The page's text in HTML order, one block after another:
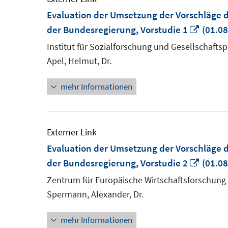
Evaluation der Umsetzung der
der Bundesregierung, Vorstudie 1
In
Institut für Sozialforschung und
Apel, Helmut, Dr.
mehr Informationen
Externer Link
Evaluation der Umsetzung der
der Bundesregierung, Vorstudie 2
In
Zentrum für Europäische Wirtschaftsforschung
Spermann, Alexander, Dr.
mehr Informationen